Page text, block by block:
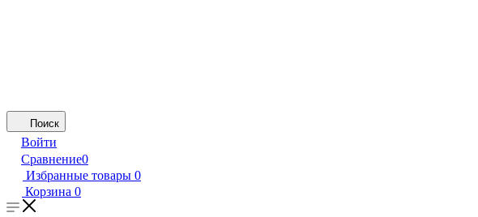
Поиск
Войти
Сравнение0
Избранные товары 0
Корзина 0